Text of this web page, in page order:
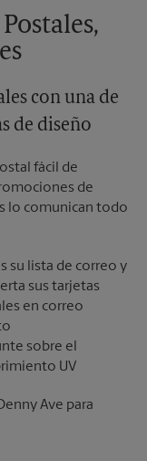
con una de
de diseño
fácil de
de
lo comunican todo
su lista de correo y
sus tarjetas
en correo
sobre el
UV
Ave para